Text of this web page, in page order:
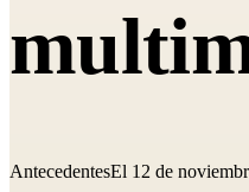
AntecedentesEl 12 de